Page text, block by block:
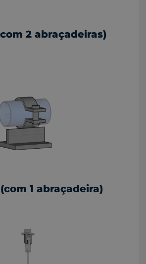
2 abraçadeiras)
1 abraçadeira)